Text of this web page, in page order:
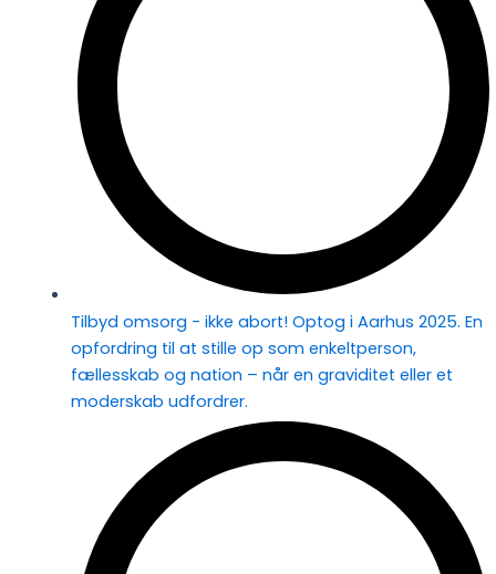
Tilbyd omsorg - ikke abort! Optog i Aarhus 2025. En
opfordring til at stille op som enkeltperson,
fællesskab og nation – når en graviditet eller et
moderskab udfordrer.